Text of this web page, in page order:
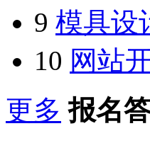
9 模具设
10 网站
更多 报名